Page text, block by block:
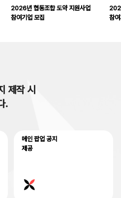
2026년 협동조합 도약 지원사업
참여기업 모집
참
제작 시
.
메인 팝업 공지
제공